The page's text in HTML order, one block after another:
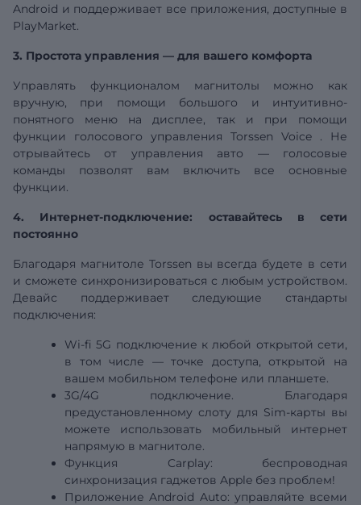
Android и поддерживает все приложения, доступные в
PlayMarket.
3. Простота управления — для вашего комфорта
Управлять функционалом магнитолы можно как
вручную, при помощи большого и интуитивно-
понятного меню на дисплее, так и при помощи
функции голосового управления Torssen Voice
. Не
отрывайтесь от управления авто — голосовые
команды позволят вам включить все основные
функции.
4. Интернет-подключение: оставайтесь в сети
постоянно
Благодаря магнитоле Torssen вы всегда будете в сети
и сможете синхронизироваться с любым устройством.
Девайс поддерживает следующие стандарты
подключения:
Wi-fi5G подключение к любой открытой сети,
в том числе — точке доступа, открытой на
вашем мобильном телефоне или планшете.
3G/4G подключение. Благодаря
предустановленному слоту для Sim-карты вы
можете использовать мобильный интернет
напрямую в магнитоле.
Функция Carplay: беспроводная
синхронизация гаджетов Apple без проблем!
Приложение Android Auto: управляйте всеми